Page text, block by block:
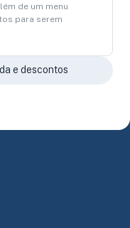
de um menu
para serem
e descontos